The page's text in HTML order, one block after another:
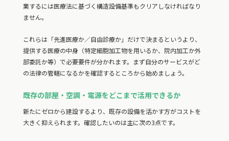
業するには医療法に基づく構造設備基準もクリアしなければなり
ません。
これらは「先進医療か／自由診療か」だけで決まるというより、
提供する医療の中身（特定細胞加工物を用いるか、院内加工か外
部委託か等）で必要要件が分かれます。まず自分のサービスがど
の法律の管轄になるかを確認するところから始めましょう。
既存の部屋・空調・電源をどこまで活用できるか
新たにゼロから建設するより、既存の設備を活かす方がコストを
大きく抑えられます。確認したいのは主に次の3点です。